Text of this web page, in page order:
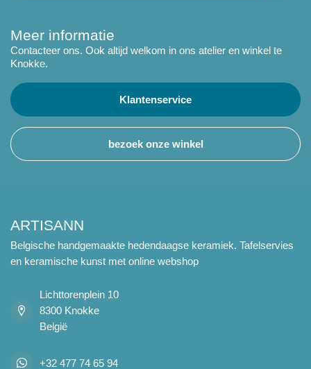
Meer informatie
Contacteer ons. Ook altijd welkom in ons atelier en winkel te
Knokke.
Klantenservice
bezoek onze winkel
ARTISANN
Belgische handgemaakte hedendaagse keramiek. Tafelservies
en keramische kunst met online webshop
Lichttorenplein 10
8300 Knokke
België
+32 477 74 65 94